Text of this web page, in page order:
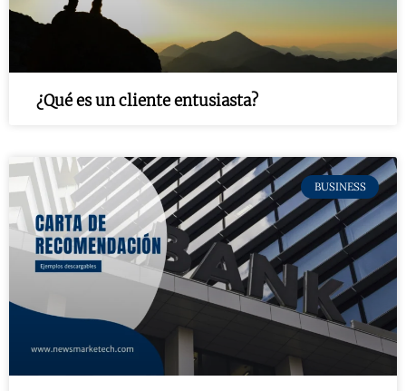
¿Qué es un cliente entusiasta?
BUSINESS